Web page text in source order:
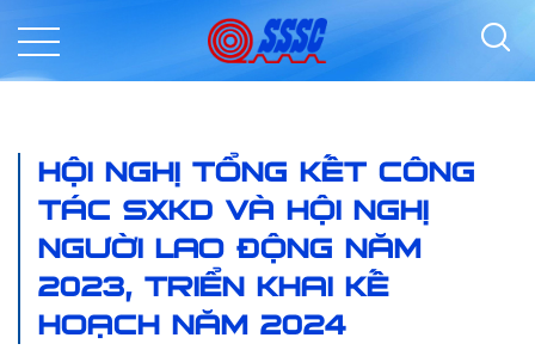
HỘI NGHỊ TỔNG KẾT CÔNG
TÁC SXKD VÀ HỘI NGHỊ
NGƯỜI LAO ĐỘNG NĂM
2023, TRIỂN KHAI KẾ
HOẠCH NĂM 2024